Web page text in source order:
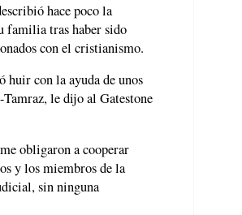
hace poco la
familia tras haber sido
con el cristianismo.
huir con la ayuda de unos
le dijo al Gatestone
obligaron a cooperar
y los miembros de la
sin ninguna